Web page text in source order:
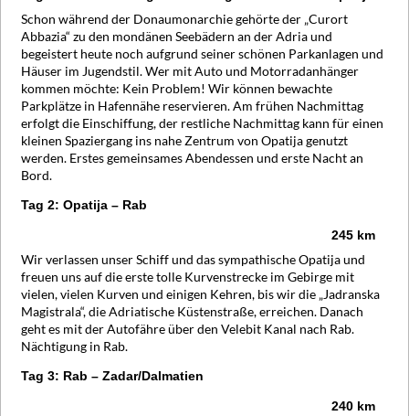
Schon während der Donaumonarchie gehörte der „Curort
Abbazia“ zu den mondänen Seebädern an der Adria und
begeistert heute noch aufgrund seiner schönen Parkanlagen und
Häuser im Jugendstil. Wer mit Auto und Motorradanhänger
kommen möchte: Kein Problem! Wir können bewachte
Parkplätze in Hafennähe reservieren. Am frühen Nachmittag
erfolgt die Einschiffung, der restliche Nachmittag kann für einen
kleinen Spaziergang ins nahe Zentrum von Opatija genutzt
werden. Erstes gemeinsames Abendessen und erste Nacht an
Bord.
Tag 2: Opatija – Rab
245 km
Wir verlassen unser Schiff und das sympathische Opatija und
freuen uns auf die erste tolle Kurvenstrecke im Gebirge mit
vielen, vielen Kurven und einigen Kehren, bis wir die „Jadranska
Magistrala“, die Adriatische Küstenstraße, erreichen. Danach
geht es mit der Autofähre über den Velebit Kanal nach Rab.
Nächtigung in Rab.
Tag 3: Rab – Zadar/Dalmatien
240 km